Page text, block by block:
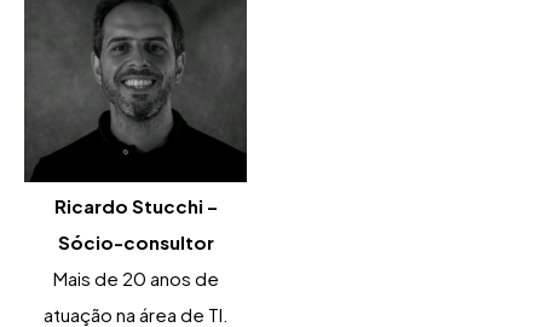
Ricardo Stucchi –
Sócio-consultor
Mais de 20 anos de
atuação na área de TI.